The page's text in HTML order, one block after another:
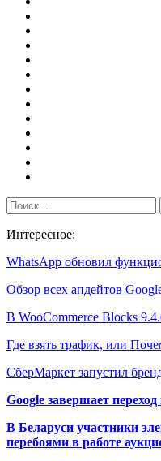
Интересное:
WhatsApp обновил
Обзор всех апдейтов
В WooCommerce Blocks
Где взять трафик, или
СберМаркет запустил
Google завершает
В Беларуси участники
перебоями в работе